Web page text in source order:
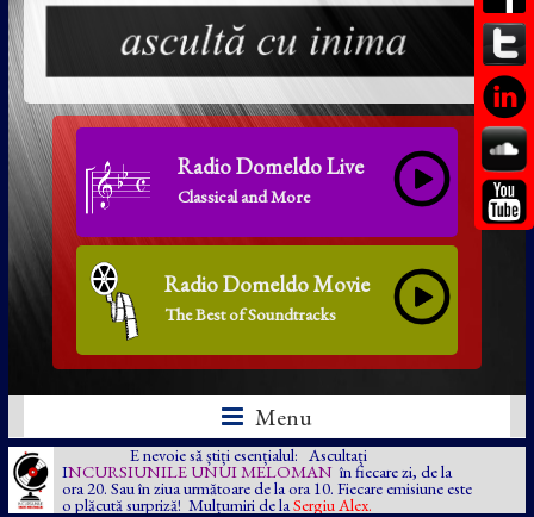
Radio Domeldo Live
Classical and More
Radio Domeldo Movie
The Best of Soundtracks
Menu
E nevoie să știți esențialul: Ascultați
INCURSIUNILE UNUI MELOMAN în fiecare zi, de la
ora 20. Sau în ziua următoare de la ora 10. Fiecare emisiune este
o plăcută surpriză! Mulțumiri de la Sergiu Alex.